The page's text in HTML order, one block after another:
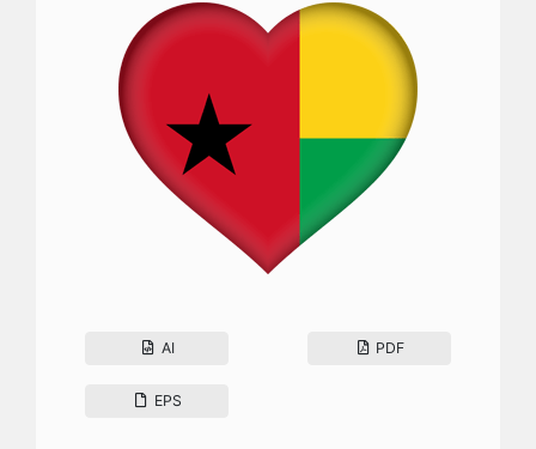
AI PDF
EPS